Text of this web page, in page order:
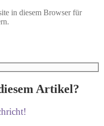
in diesem Browser für
Artikel?